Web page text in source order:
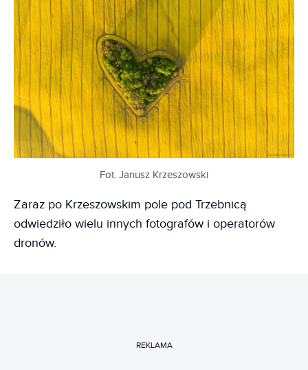
Fot. Janusz Krzeszowski
Zaraz po Krzeszowskim pole pod Trzebnicą
odwiedziło wielu innych fotografów i operatorów
dronów.
REKLAMA